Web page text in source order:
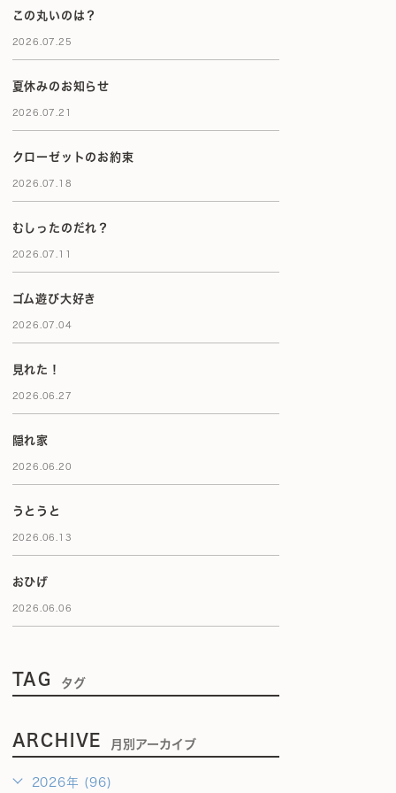
この丸いのは？
2026.07.25
夏休みのお知らせ
2026.07.21
クローゼットのお約束
2026.07.18
むしったのだれ？
2026.07.11
ゴム遊び大好き
2026.07.04
見れた！
2026.06.27
隠れ家
2026.06.20
うとうと
2026.06.13
おひげ
2026.06.06
TAG タグ
ARCHIVE 月別アーカイブ
2026年 (96)